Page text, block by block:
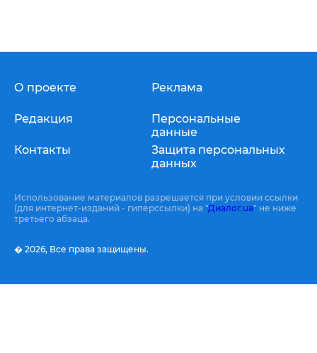
О проекте
Редакция
Контакты
Реклама
Персональные
данные
Защита персональных
данных
Использование материалов разрешается при условии ссылки
(для интернет-изданий - гиперссылки) на "Диалог.ua" не ниже
третьего абзаца.
� 2026, Все права защищены.